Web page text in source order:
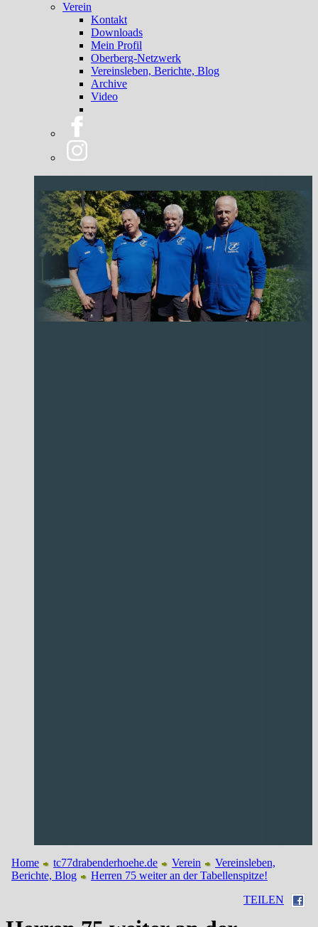
Verein
Kontakt
Downloads
Mein Profil
Oberberg-Netzwerk
Vereinsleben, Berichte, Blog
Archive
Video
Home tc77drabenderhoehe.de Verein
Vereinsleben,
Berichte, Blog
Herren 75 weiter an der Tabellenspitze!
TEILEN